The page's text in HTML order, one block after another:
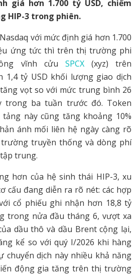
giá hơn 1.700 tỷ USD, chiếm
HIP-3 trong phiên.
với mức định giá hơn 1.700
ứng tức thì trên thị trường phi
vĩnh cửu SPCX(xyz) trên
1,4 tỷ USD khối lượng giao dịch
vọt so với mức trung bình 26
trong ba tuần trước đó. Token
tảng này cũng tăng khoảng 10%
ánh mối liên hệ ngày càng rõ
truyền thống và dòng phí
trung.
hơn của hệ sinh thái HIP-3, xu
cấu đang diễn ra rõ nét: các hợp
cổ phiếu ghi nhận hơn 18,8 tỷ
trong nửa đầu tháng 6, vượt xa
dầu thô và dầu Brent cộng lại,
kể so với quý I/2026 khi hàng
chuyển dịch này nhiều khả năng
động gia tăng trên thị trường